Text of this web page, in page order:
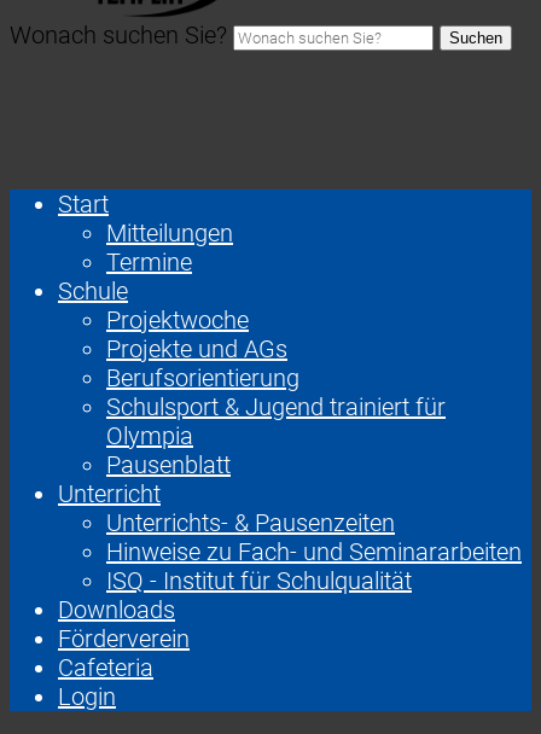
Wonach suchen Sie? Suchen
Start
Mitteilungen
Termine
Schule
Projektwoche
Projekte und AGs
Berufsorientierung
Schulsport & Jugend trainiert für
Olympia
Pausenblatt
Unterricht
Unterrichts- & Pausenzeiten
Hinweise zu Fach- und Seminararbeiten
ISQ - Institut für Schulqualität
Downloads
Förderverein
Cafeteria
Login